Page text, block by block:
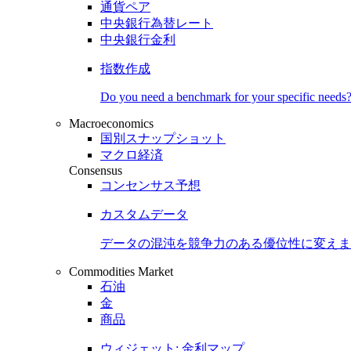
通貨ペア
中央銀行為替レート
中央銀行金利
指数作成
Do you need a benchmark for your specific needs?
Macroeconomics
国別スナップショット
マクロ経済
Consensus
コンセンサス予想
カスタムデータ
データの混沌を競争力のある優位性に変え
Commodities Market
石油
金
商品
ウィジェット: 金利マップ